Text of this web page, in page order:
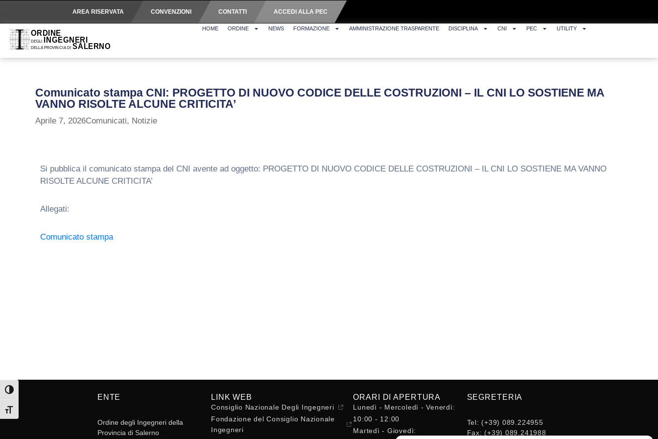
AREA RISERVATA CONVENZIONI CONTATTI ACCEDI ALLA PEC
HOME ORDINE NEWS FORMAZIONE AMMINISTRAZIONE TRASPARENTE DISCIPLINA CNI PEC UTILITY
Comunicato stampa CNI: PROGETTO DI NUOVO CODICE DELLE COSTRUZIONI – IL CNI LO SOSTIENE MA
VANNO RISOLTE ALCUNE CRITICITA’
Aprile 7, 2026Comunicati, Notizie
Si pubblica il comunicato stampa del CNI avente ad oggetto: PROGETTO DI NUOVO CODICE DELLE COSTRUZIONI – IL CNI LO SOSTIENE MA VANNO
RISOLTE ALCUNE CRITICITA’
Allegati:
Comunicato stampa
Attiva/disattiva alto contrasto
Attiva/disattiva dimensione testo
ENTE
Ordine degli Ingegneri della
Provincia di Salerno
LINK WEB
Consiglio Nazionale Degli Ingegneri
Fondazione del Consiglio Nazionale
Ingegneri
ORARI DI APERTURA
Lunedì - Mercoledì - Venerdì:
10:00 - 12:00
Martedì - Giovedì:
SEGRETERIA
Tel: (+39) 089.224955
Fax: (+39) 089.241988